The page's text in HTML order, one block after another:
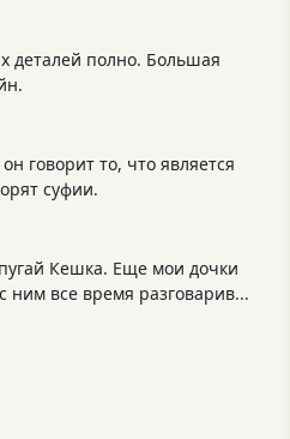
деталей полно. Большая
говорит то, что является
суфии.
Кешка. Еще мои дочки
все время разговарив...